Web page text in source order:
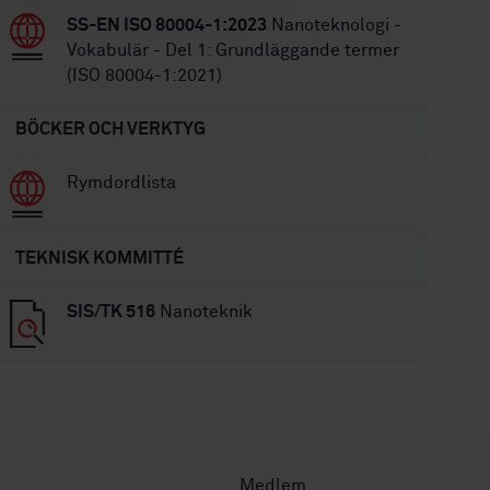
SS-EN ISO 80004-1:2023 Nanoteknologi -
Vokabulär - Del 1: Grundläggande termer
(ISO 80004-1:2021)
BÖCKER OCH VERKTYG
Rymdordlista
TEKNISK KOMMITTÉ
SIS/TK 516 Nanoteknik
Medlem